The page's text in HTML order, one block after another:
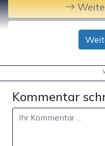
Kommentar